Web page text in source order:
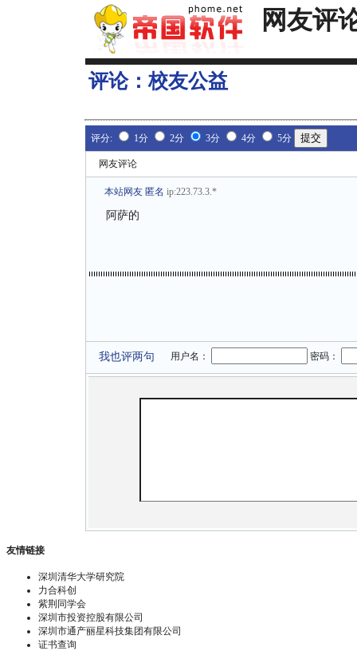
网友评
评论：校友公益
评分: 1分 2分 3分 4分 5分
网友评论
本站网友 匿名 ip:223.73.3.*
阿萨的
我也评两句 用户名： 密码：
友情链接
深圳清华大学研究院
力合科创
紫荆同学会
深圳市投资控股有限公司
深圳市通产丽星科技集团有限公司
证书查询